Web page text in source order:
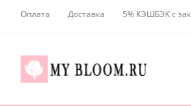
Оплата Доставка 5% КЭШБЭК с